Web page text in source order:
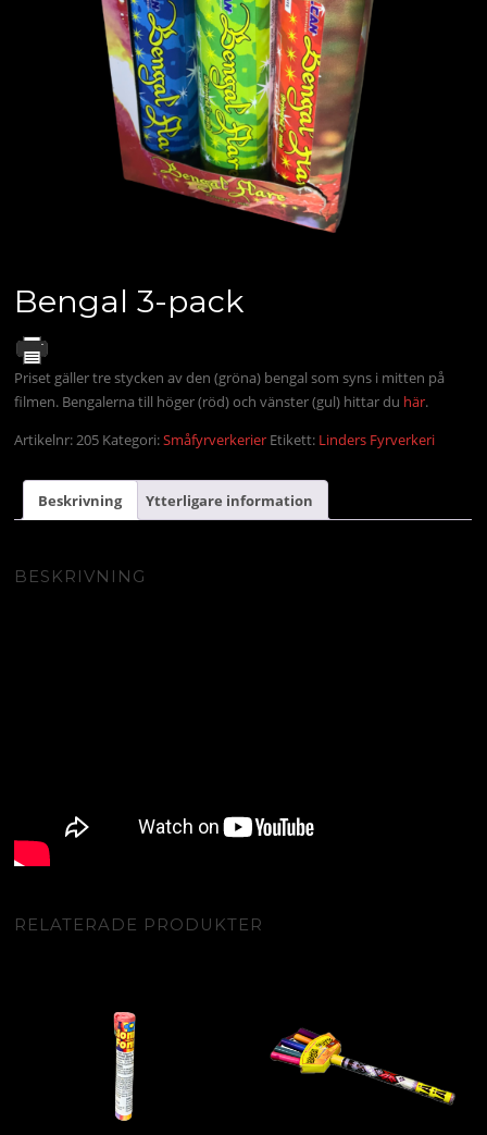
Bengal 3-pack
Priset gäller tre stycken av den (gröna) bengal som syns i mitten på
filmen. Bengalerna till höger (röd) och vänster (gul) hittar du här.
Artikelnr:205 Kategori:Småfyrverkerier Etikett: Linders Fyrverkeri
Beskrivning Ytterligare information
BESKRIVNING
RELATERADE PRODUKTER